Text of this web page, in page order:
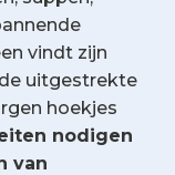
vindt zijn
uitgestrekte
hoekjes
nodigen
van